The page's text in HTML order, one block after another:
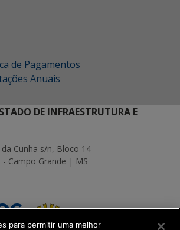
de Pagamentos
Anuais
DE INFRAESTRUTURA E
Cunha s/n, Bloco 14
- Campo Grande | MS
para permitir uma melhor